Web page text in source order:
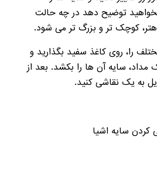
توضیح دهد در چه حالت
کوچک تر و بزرگ تر می شود.
را، روی کاغذ سفید بگذارید و
مداد، سایه آن ها را بکشد. بعد از
به یک نقاشی کنید.